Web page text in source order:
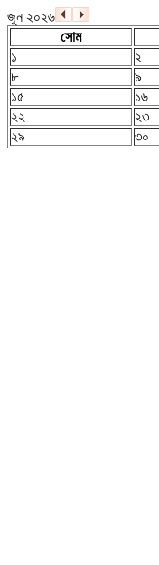
জুন ২০২৬
সোম
১
২
৮
৯
১৫
১৬
২২
২৩
২৯
৩০